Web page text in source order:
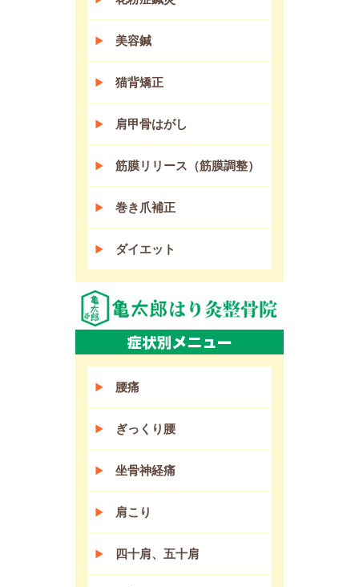
美容鍼
猫背矯正
肩甲骨はがし
筋膜リリース（筋膜調整）
巻き爪補正
ダイエット
腰痛
ぎっくり腰
坐骨神経痛
肩こり
四十肩、五十肩